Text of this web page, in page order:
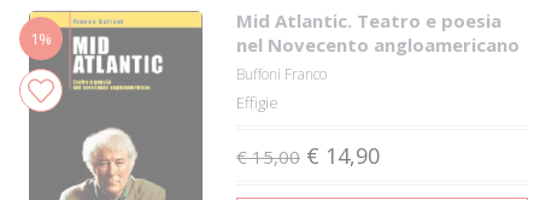
1%
Mid Atlantic. Teatro e poesia
nel Novecento angloamericano
Buffoni Franco
Effigie
€ 15,00 € 14,90